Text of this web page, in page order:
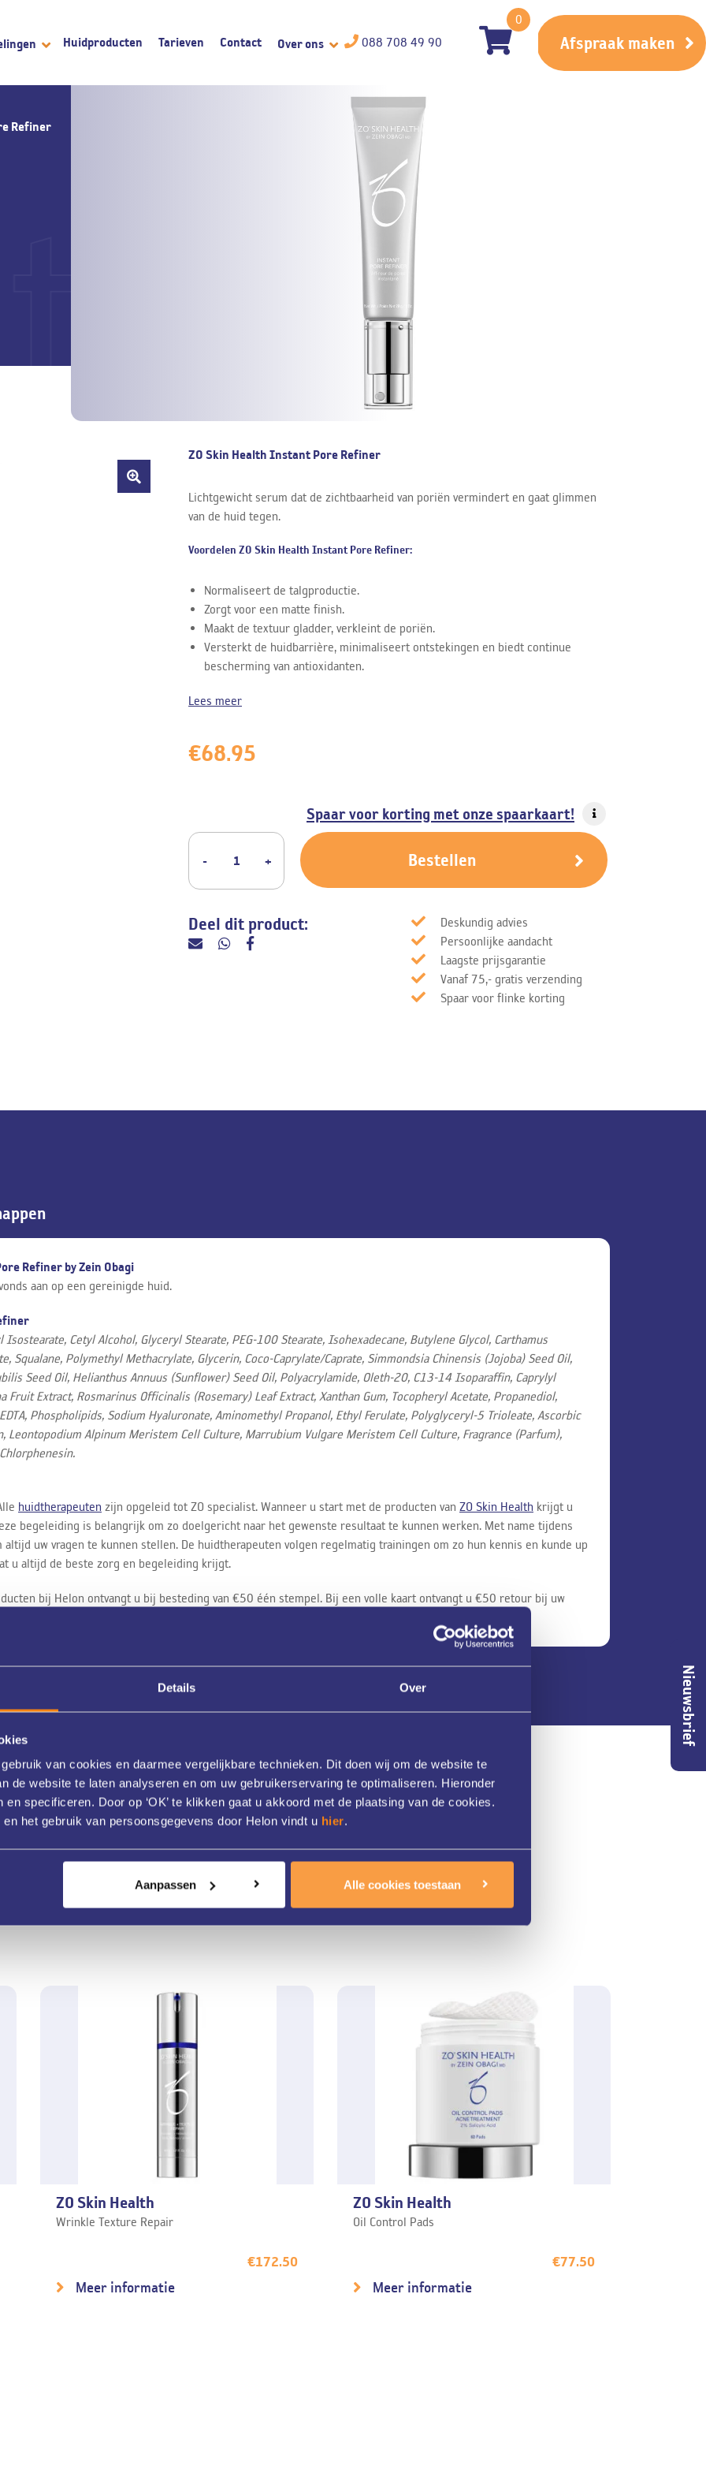
Details Over
van cookies en daarmee vergelijkbare technieken. Dit doen wij om de website te
de website te laten analyseren en om uw gebruikerservaring te optimaliseren. Hieronder
specificeren. Door op ‘OK’ te klikken gaat u akkoord met de plaatsing van de cookies.
het gebruik van persoonsgegevens door Helon vindt u hier.
Aanpassen Alle cookies toestaan
Huidproducten Tarieven Contact Over ons 088 708 49 90
0
Afspraak maken
Nieuwsbrief
Refiner
ZO Skin Health Instant Pore Refiner
Lichtgewicht serum dat de zichtbaarheid van poriën vermindert en gaat glimmen
van de huid tegen.
Voordelen ZO Skin Health Instant Pore Refiner:
Normaliseert de talgproductie.
Zorgt voor een matte finish.
Maakt de textuur gladder, verkleint de poriën.
Versterkt de huidbarrière, minimaliseert ontstekingen en biedt continue
bescherming van antioxidanten.
Lees meer
€68.95
Spaar voor korting met onze spaarkaart!
Bestellen
Deel dit product:
Deskundig advies
Persoonlijke aandacht
Laagste prijsgarantie
Vanaf 75,- gratis verzending
Spaar voor flinke korting
Refiner by Zein Obagi
aan op een gereinigde huid.
Cetyl Alcohol, Glyceryl Stearate, PEG-100 Stearate, Isohexadecane, Butylene Glycol, Carthamus
Squalane, Polymethyl Methacrylate, Glycerin, Coco-Caprylate/Caprate, Simmondsia Chinensis (Jojoba) Seed Oil,
Seed Oil, Helianthus Annuus (Sunflower) Seed Oil, Polyacrylamide, Oleth-20, C13-14 Isoparaffin, Caprylyl
Fruit Extract, Rosmarinus Officinalis (Rosemary) Leaf Extract, Xanthan Gum, Tocopheryl Acetate, Propanediol,
Phospholipids, Sodium Hyaluronate, Aminomethyl Propanol, Ethyl Ferulate, Polyglyceryl-5 Trioleate, Ascorbic
Leontopodium Alpinum Meristem Cell Culture, Marrubium Vulgare Meristem Cell Culture, Fragrance (Parfum),
huidtherapeuten zijn opgeleid tot ZO specialist. Wanneer u start met de producten van ZO Skin Health krijgt u
begeleiding is belangrijk om zo doelgericht naar het gewenste resultaat te kunnen werken. Met name tijdens
uw vragen te kunnen stellen. De huidtherapeuten volgen regelmatig trainingen om zo hun kennis en kunde up
u altijd de beste zorg en begeleiding krijgt.
bij Helon ontvangt u bij besteding van €50 één stempel. Bij een volle kaart ontvangt u €50 retour bij uw
ZO Skin Health
Wrinkle Texture Repair
€172.50
Meer informatie
ZO Skin Health
Oil Control Pads
€77.50
Meer informatie